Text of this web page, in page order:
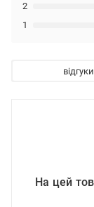
1
2
відгуки
На цей